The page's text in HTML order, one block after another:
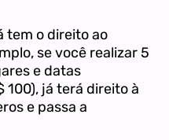
tem o direito ao
se você realizar 5
e datas
100), já terá direito à
e passa a